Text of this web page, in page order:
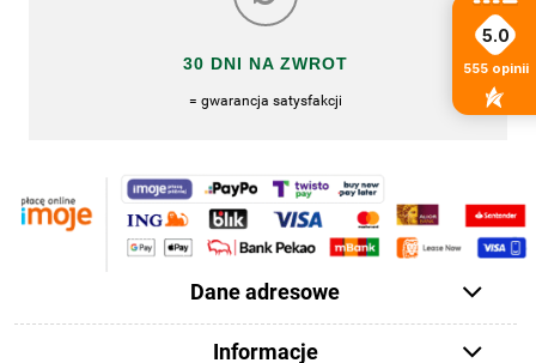
30 DNI NA ZWROT
= gwarancja satysfakcji
Dane adresowe
Informacje
5.0
555 opinii